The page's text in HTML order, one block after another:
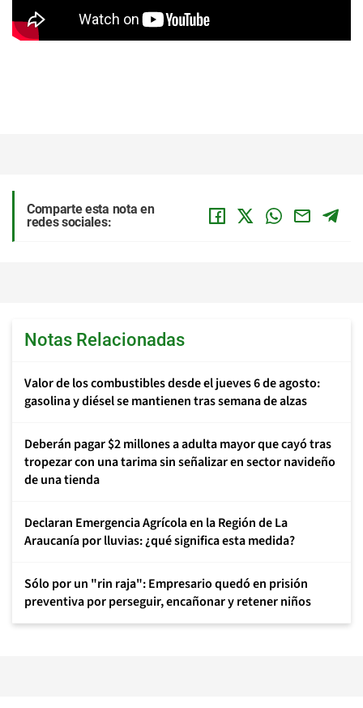
Comparte esta nota en
redes sociales:
Notas Relacionadas
Valor de los combustibles desde el jueves 6 de agosto:
gasolina y diésel se mantienen tras semana de alzas
Deberán pagar $2 millones a adulta mayor que cayó tras
tropezar con una tarima sin señalizar en sector navideño
de una tienda
Declaran Emergencia Agrícola en la Región de La
Araucanía por lluvias: ¿qué significa esta medida?
Sólo por un "rin raja": Empresario quedó en prisión
preventiva por perseguir, encañonar y retener niños